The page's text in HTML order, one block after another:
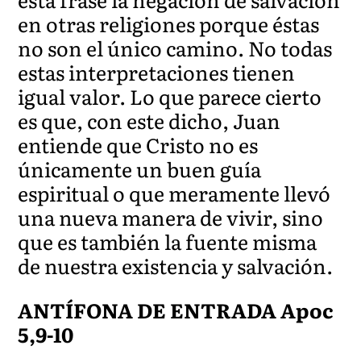
en otras religiones porque éstas
no son el único camino. No todas
estas interpretaciones tienen
igual valor. Lo que parece cierto
es que, con este dicho, Juan
entiende que Cristo no es
únicamente un buen guía
espiritual o que meramente llevó
una nueva manera de vivir, sino
que es también la fuente misma
de nuestra existencia y salvación.
ANTÍFONA DE ENTRADA Apoc
5,9-10